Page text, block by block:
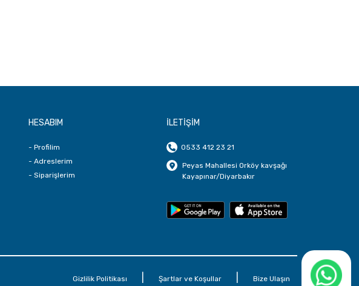
HESABIM
- Profilim
- Adreslerim
- Siparişlerim
İLETİŞİM
0533 412 23 21
Peyas Mahallesi Orköy kavşağı
Kayapınar/Diyarbakır
Gizlilik Politikası Şartlar ve Koşullar Bize Ulaşın